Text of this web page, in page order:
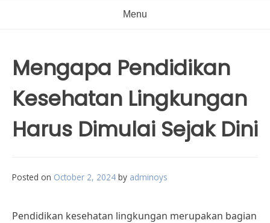
Menu
Mengapa Pendidikan
Kesehatan Lingkungan
Harus Dimulai Sejak Dini
Posted on October 2, 2024 by adminoys
Pendidikan kesehatan lingkungan merupakan bagian